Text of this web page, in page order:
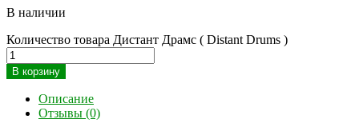
В наличии
Количество товара Дистант Драмс ( Distant Drums )
В корзину
Описание
Отзывы (0)